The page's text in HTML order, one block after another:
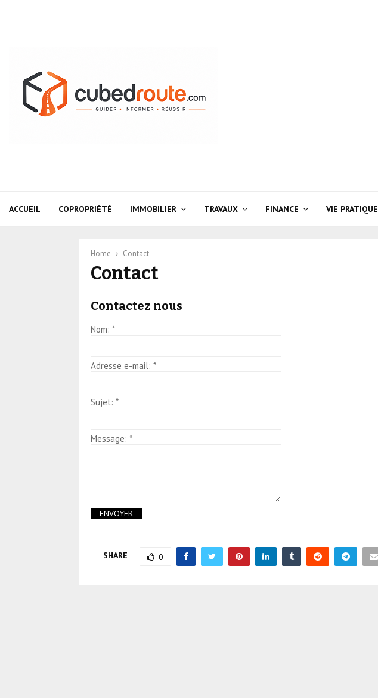
ACCUEIL COPROPRIÉTÉ IMMOBILIER TRAVAUX FINANCE VIE PRATIQUE
Home Contact
Contact
Contactez nous
Nom: *
Adresse e-mail: *
Sujet: *
Message: *
SHARE 0